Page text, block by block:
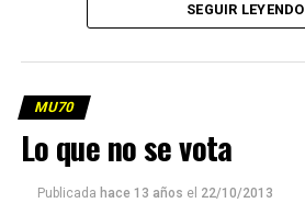
SEGUIR LEYENDO
MU70
Lo que no se vota
Publicada hace 13 años el 22/10/2013